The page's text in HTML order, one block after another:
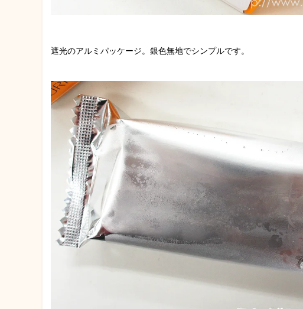
遮光のアルミパッケージ。銀色無地でシンプルです。